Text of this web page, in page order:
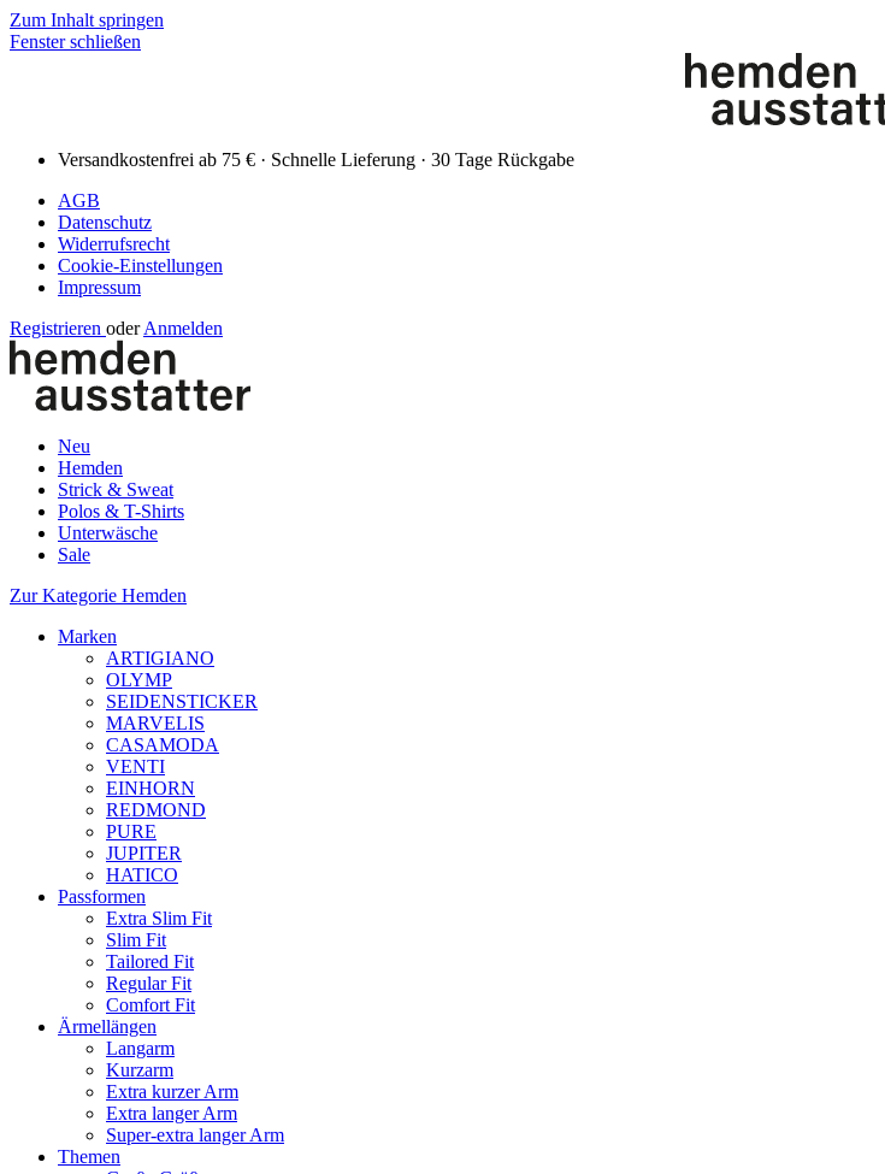
Zum Inhalt springen
Fenster schließen
Versandkostenfrei ab 75 € · Schnelle Lieferung · 30 Tage Rückgabe
AGB
Datenschutz
Widerrufsrecht
Cookie-Einstellungen
Impressum
Registrieren oder Anmelden
Neu
Hemden
Strick & Sweat
Polos & T-Shirts
Unterwäsche
Sale
Zur Kategorie Hemden
Marken
ARTIGIANO
OLYMP
SEIDENSTICKER
MARVELIS
CASAMODA
VENTI
EINHORN
REDMOND
PURE
JUPITER
HATICO
Passformen
Extra Slim Fit
Slim Fit
Tailored Fit
Regular Fit
Comfort Fit
Ärmellängen
Langarm
Kurzarm
Extra kurzer Arm
Extra langer Arm
Super-extra langer Arm
Themen